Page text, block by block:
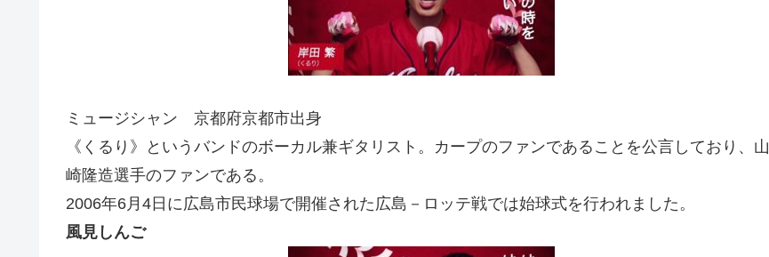
ミュージシャン 京都府京都市出身
《くるり》というバンドのボーカル兼ギタリスト。カープのファンであることを公言しており、山
崎隆造選手のファンである。
2006年6月4日に広島市民球場で開催された広島－ロッテ戦では始球式を行われました。
風見しんご